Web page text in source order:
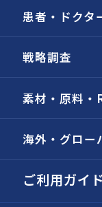
患者・ドクタ
戦略調査
素材・原料・
海外・グロー
ご利用ガイド